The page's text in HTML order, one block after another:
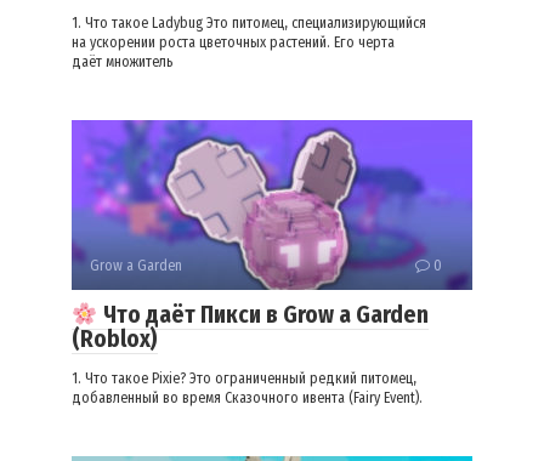
1. Что такое Ladybug Это питомец, специализирующийся
на ускорении роста цветочных растений. Его черта
даёт множитель
Grow a Garden 0
Что даёт Пикси в Grow a Garden
(Roblox)
1. Что такое Pixie? Это ограниченный редкий питомец,
добавленный во время Сказочного ивента (Fairy Event).